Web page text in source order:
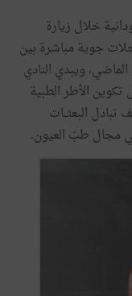
خلال زيارة
جوية مباشرة بين
ويبدي النادي
الأطر الطبية
البعثــات
في مجال طبّ العيون.